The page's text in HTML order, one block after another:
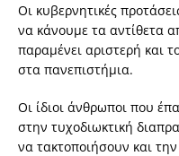
Οι κυβερνητικές
να κάνουμε τα αντίθετα
παραμένει αριστερή και
στα πανεπιστήμια.
Οι ίδιοι άνθρωποι που
στην τυχοδιωκτική
να τακτοποιήσουν και